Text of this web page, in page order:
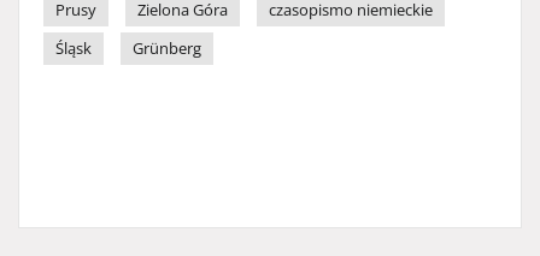
Prusy
Zielona Góra
czasopismo niemieckie
Śląsk
Grünberg